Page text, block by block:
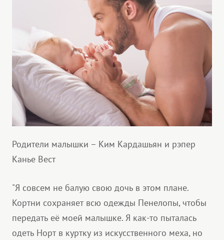
Родители малышки – Ким Кардашьян и рэпер
Канье Вест
"Я совсем не балую свою дочь в этом плане.
Кортни сохраняет всю одежды Пенелопы, чтобы
передать её моей малышке. Я как-то пыталась
одеть Норт в куртку из искусственного меха, но